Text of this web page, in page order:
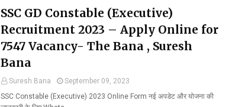
SSC GD Constable (Executive)
Recruitment 2023 – Apply Online for
7547 Vacancy- The Bana , Suresh
Bana
Suresh Bana
September 09, 2023
SSC Constable (Executive) 2023 Online Form नई अपडेट और योजना की